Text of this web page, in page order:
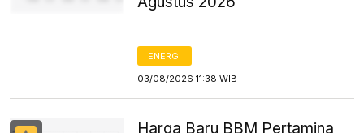
ENERGI
03/08/2026 11:38 WIB
Harga Baru BBM Pertamina